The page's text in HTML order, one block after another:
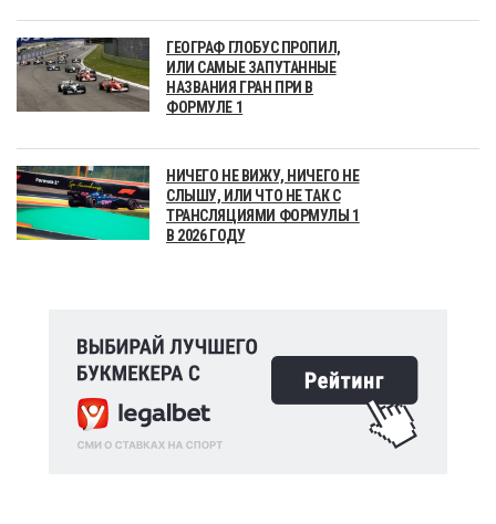
ГЕОГРАФ ГЛОБУС ПРОПИЛ,
ИЛИ САМЫЕ ЗАПУТАННЫЕ
НАЗВАНИЯ ГРАН ПРИ В
ФОРМУЛЕ 1
НИЧЕГО НЕ ВИЖУ, НИЧЕГО НЕ
СЛЫШУ, ИЛИ ЧТО НЕ ТАК С
ТРАНСЛЯЦИЯМИ ФОРМУЛЫ 1
В 2026 ГОДУ